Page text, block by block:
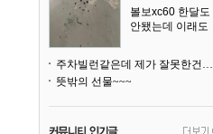
볼보xc60 한달도
안됐는데 이래도
주차빌런같은데 제가 잘못한건가요
뜻밖의 선물~~~